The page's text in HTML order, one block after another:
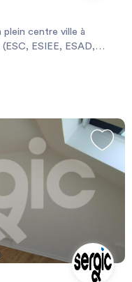
plein centre ville à
ESIEE, ESAD,
Cathédrale et proche du
La résidence Saint
meublés et
confort.